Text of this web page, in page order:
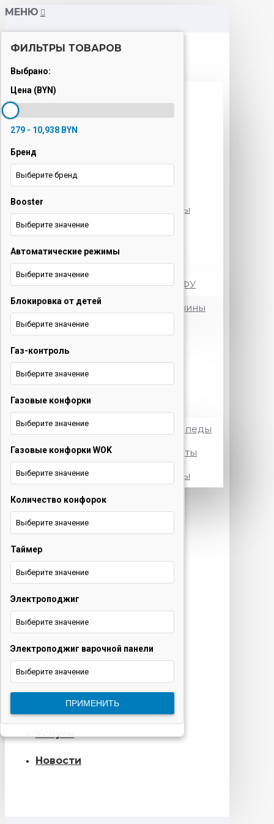
МЕНЮ
Вытяжки
Кондиционеры
Кофемашины
Морозильные камеры
Ноутбуки
Оргтехника
Принтеры и МФУ
Посудомоечные машины
Стиральные машины
Холодильники
Электротранспорт
Электровелосипеды
Электросамокаты
Электроскутеры
+375 29 377 88 33
техника и ТВ
техника и ТВ
+375 29 677 54 10
Электротранспорт
+375 33 653 41 34
Обратный звонок
О нас
Контакты
Услуги
Новости
ФИЛЬТРЫ ТОВАРОВ
Выбрано:
Цена (BYN)
279 - 10,938 BYN
Бренд
Выберите бренд
Booster
Выберите значение
Автоматические режимы
Выберите значение
Блокировка от детей
Выберите значение
Газ-контроль
Выберите значение
Газовые конфорки
Выберите значение
Газовые конфорки WOK
Выберите значение
Количество конфорок
Выберите значение
Таймер
Выберите значение
Электроподжиг
Выберите значение
Электроподжиг варочной панели
Выберите значение
ПРИМЕНИТЬ